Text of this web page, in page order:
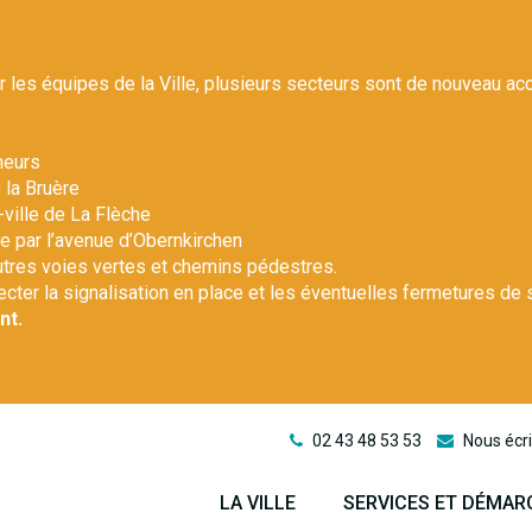
équipes de la Ville, plusieurs secteurs sont de nouveau
Bruère
de La Flèche
l’avenue d’Obernkirchen
voies vertes et chemins pédestres.
la signalisation en place et les éventuelles fermetures de
02 43 48 53 53 Nous
LA VILLE SERVICES ET